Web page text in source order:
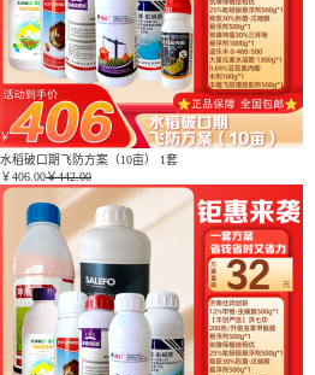
水稻破口期飞防方案（10亩） 1套
￥406.00￥442.00